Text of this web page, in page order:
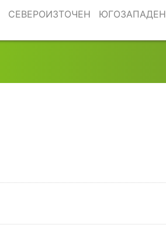
СЕВЕРОИЗТОЧЕН ЮГОЗАПАДЕН